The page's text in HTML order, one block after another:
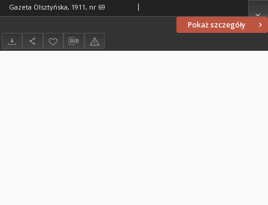
Pokaż szczegóły
Gazeta Olsztyńska, 1911, nr 69